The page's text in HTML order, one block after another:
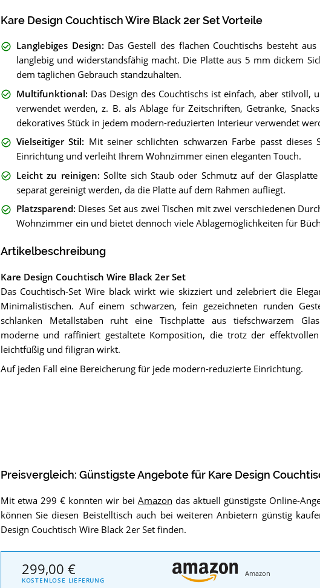
Kare Design Couchtisch Wire Black 2er Set Vorteile
Langlebiges Design: Das Gestell des flachen Couchtischs besteht
langlebig und widerstandsfähig macht. Die Platte aus 5 mm dickem
dem täglichen Gebrauch standzuhalten.
Multifunktional: Das Design des Couchtischs ist einfach, aber stilvoll,
verwendet werden, z. B. als Ablage für Zeitschriften, Getränke,
dekoratives Stück in jedem modern-reduzierten Interieur verwendet
Vielseitiger Stil: Mit seiner schlichten schwarzen Farbe passt dieses
Einrichtung und verleiht Ihrem Wohnzimmer einen eleganten Touch.
Leicht zu reinigen:Sollte sich Staub oder Schmutz auf der
separat gereinigt werden, da die Platte auf dem Rahmen aufliegt.
Platzsparend: Dieses Set aus zwei Tischen mit zwei verschiedenen
Wohnzimmer ein und bietet dennoch viele Ablagemöglichkeiten für
Artikelbeschreibung
Kare Design Couchtisch Wire Black 2er Set
Das Couchtisch-Set Wire black wirkt wie skizziert und zelebriert die
Minimalistischen. Auf einem schwarzen, fein gezeichneten runden
schlanken Metallstäben ruht eine Tischplatte aus tiefschwarzem
moderne und raffiniert gestaltete Komposition, die trotz der
leichtfüßig und filigran wirkt.
Auf jeden Fall eine Bereicherung für jede modern-reduzierte Einrichtung.
Preisvergleich: Günstigste Angebote für Kare Design
Mit etwa 299 € konnten wir bei Amazon das aktuell günstigste Online-
können Sie diesen Beistelltisch auch bei weiteren Anbietern günstig
Design Couchtisch Wire Black 2er Set finden.
299,00 €
KOSTENLOSE LIEFERUNG
Amazon